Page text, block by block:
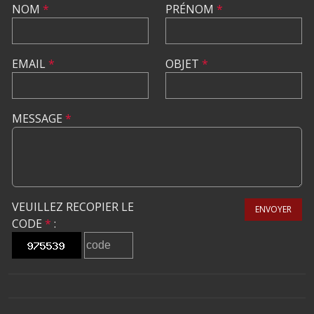
NOM *
EMAIL*
PRÉNOM *
OBJET *
MESSAGE *
VEUILLEZ RECOPIER LE
CODE * :
ENVOYER